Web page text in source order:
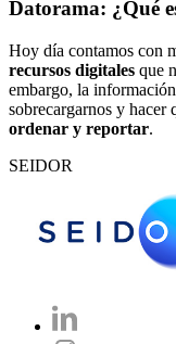
Datorama: ¿Qué
Hoy día contamos con
recursos digitales que
embargo, la
sobrecargarnos y hacer
ordenar y reportar.
SEIDOR